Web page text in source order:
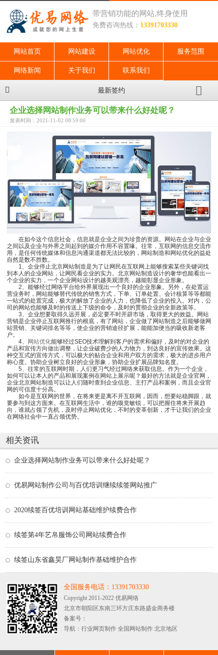
带营销功能的网站,终身使用
免费咨询热线： 13391703330
网站首页 网站建设 网站优化 服务范围
网络新闻 关于我们 联系我们
最新签约
企业选择网站制作业务可以带来什么好处呢？
发表时间：2021-11-02 08:59:00
在如今这个信息社会，信息就是企业之间为珍贵的资源。网站在企业与企业
之间以及企业与外界之间起到的媒介作用不容置喙。往常，互联网的信息交流作
用，是任何传统媒体和信息沟通渠道都无法比较的，网站制造和网站优化的益处
自然是数不胜数。
1、企业停止北京网站制造是为了让网民在互联网上能够搜索某些关键词找
到本人的企业网站，让网民看企业的实力。北京网站制造设计的奢华也能看出一
个企业的实力，一个企业网站设计的越美观漂亮，越能彰显企业形象。
2、能够经过网络平台给外界展现出一个良好的企业形象。另外，在处置运
营业务时，网站能够替代传统的销售方式，下单、订单处置、会计核算等等都能
一站式的处置完成，极大的解放了企业的人力，也降低了企业的投入。对内，公
司的网站也能够及时的传送上下级的命令，及时的贯彻企业的全新政策等。
3、企业想要取得久远开展，必定要不时开辟市场，取得更大的效益。网站
营销是企业停止互联网推行的根底，有了网站，企业做了网站制造之后能够做网
站营销、关键词排名等等，使企业的营销途径扩展，能能加便当的吸收新老客
户。
4、 网站优化能够经过SEO技术理解到客户的需求和偏好，及时的对企业的
产品和宣传方向做出调整，让企业破费少的人力物力，到达良好的宣传效果。这
种交互式的宣传方式，可以极大的贴合企业和用户双方的需求，极大的进步用户
称心度。协助企业树立良好的企业形象，协助企业扩展品牌知名度。
5、往常的互联网时期，人们更习气经过网络来获取信息。作为一个企业，
如何可以让本人的产品和展现案例在网站上展示呢？最好的方法就是企业官网，
企业北京网站制造可以让人们随时查到企业信息、主打产品和案例，而且企业官
网的可信度十分高。
如今是互联网的世界，在将来更是离不开互联网，因而，想要站稳脚跟，就
要参与到这方面来。在互联网生活中，谁的嗅觉敏锐，可以把握住将来开展趋
向，谁就占领了先机，及时停止网站优化，不时的变革创新，才干让我们的企业
在网络社会中一直占领优势。
相关资讯
企业选择网站制作业务可以带来什么好处呢？
优易网站制作公司与百优培训继续续签网站推广
2020续签百优培训网站基础维护续费合作
续签第4年艺帛服饰公司网站续费合作
续签山东省鑫昊厂网站制作基础维护合作
全国服务电话：13391703330
Copyright 2011-2022 优易网络
北京市朝阳区东南三环方庄东路盛金商务楼
备案号：
导航：行业网页制作 全国网站制作 北京地区